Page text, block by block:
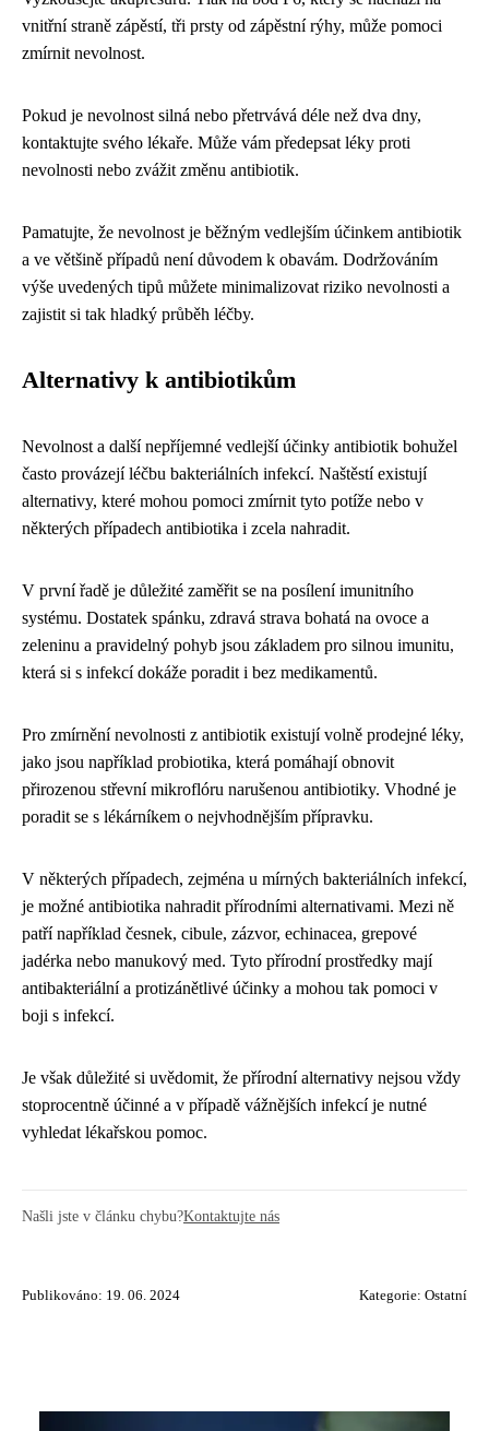
vnitřní straně zápěstí, tři prsty od zápěstní rýhy, může pomoci
zmírnit nevolnost.
Pokud je nevolnost silná nebo přetrvává déle než dva dny,
kontaktujte svého lékaře. Může vám předepsat léky proti
nevolnosti nebo zvážit změnu antibiotik.
Pamatujte, že nevolnost je běžným vedlejším účinkem antibiotik
a ve většině případů není důvodem k obavám. Dodržováním
výše uvedených tipů můžete minimalizovat riziko nevolnosti a
zajistit si tak hladký průběh léčby.
Alternativy k antibiotikům
Nevolnost a další nepříjemné vedlejší účinky antibiotik bohužel
často provázejí léčbu bakteriálních infekcí. Naštěstí existují
alternativy, které mohou pomoci zmírnit tyto potíže nebo v
některých případech antibiotika i zcela nahradit.
V první řadě je důležité zaměřit se na posílení imunitního
systému. Dostatek spánku, zdravá strava bohatá na ovoce a
zeleninu a pravidelný pohyb jsou základem pro silnou imunitu,
která si s infekcí dokáže poradit i bez medikamentů.
Pro zmírnění nevolnosti z antibiotik existují volně prodejné léky,
jako jsou například probiotika, která pomáhají obnovit
přirozenou střevní mikroflóru narušenou antibiotiky. Vhodné je
poradit se s lékárníkem o nejvhodnějším přípravku.
V některých případech, zejména u mírných bakteriálních infekcí,
je možné antibiotika nahradit přírodními alternativami. Mezi ně
patří například česnek, cibule, zázvor, echinacea, grepové
jadérka nebo manukový med. Tyto přírodní prostředky mají
antibakteriální a protizánětlivé účinky a mohou tak pomoci v
boji s infekcí.
Je však důležité si uvědomit, že přírodní alternativy nejsou vždy
stoprocentně účinné a v případě vážnějších infekcí je nutné
vyhledat lékařskou pomoc.
Našli jste v článku chybu?Kontaktujte nás
Publikováno: 19. 06. 2024 Kategorie: Ostatní